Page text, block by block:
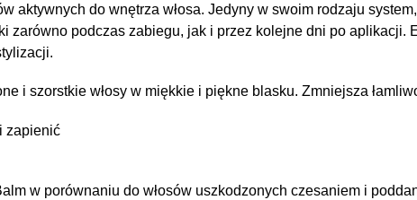
aktywnych do wnętrza włosa. Jedyny w swoim rodzaju
zarówno podczas zabiegu, jak i przez kolejne dni po aplikacji.
i szorstkie włosy w miękkie i piękne blasku. Zmniejsza
zapienić
w porównaniu do włosów uszkodzonych czesaniem i